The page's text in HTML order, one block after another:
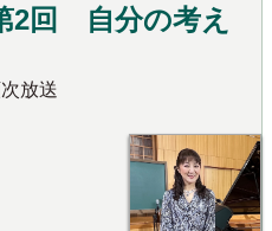
2回 自分の考え
次放送